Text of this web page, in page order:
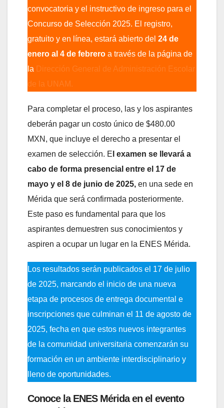
convocatoria y el instructivo de ingreso para el
Concurso de Selección 2025. El registro,
gratuito y en línea, estará abierto del 24 de
enero al 4 de febrero a través de la página de
la Dirección General de Administración Escolar
de la UNAM.
Para completar el proceso, las y los aspirantes
deberán pagar un costo único de $480.00
MXN, que incluye el derecho a presentar el
examen de selección. E l examen se llevará a
cabo de forma presencial entre el 17 de
mayo y el 8 de junio de 2025, en una sede en
Mérida que será confirmada posteriormente.
Este paso es fundamental para que los
aspirantes demuestren sus conocimientos y
aspiren a ocupar un lugar en la ENES Mérida.
Los resultados serán publicados el 17 de julio
de 2025, marcando el inicio de una nueva
etapa de procesos de entrega documental e
inscripciones que culminan el 11 de agosto de
2025, fecha en que estos nuevos integrantes
de la comunidad universitaria comenzarán su
formación en un ambiente interdisciplinario y
lleno de oportunidades.
Conoce la ENES Mérida en el evento